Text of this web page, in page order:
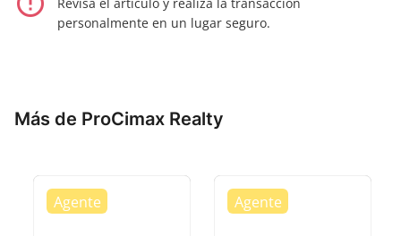
personalmente en un lugar seguro.
Más de ProCimax Realty